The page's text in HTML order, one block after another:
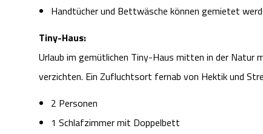
Handtücher und Bettwäsche können gemietet
Tiny-Haus:
Urlaub im gemütlichen Tiny-Haus mitten in der Natur
verzichten. Ein Zufluchtsort fernab von Hektik und
2 Personen
1 Schlafzimmer mit Doppelbett